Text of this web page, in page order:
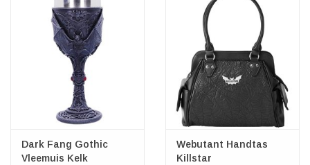
Dark Fang Gothic
Vleemuis Kelk
Webutant Handtas
Killstar